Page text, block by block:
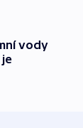
vody
je